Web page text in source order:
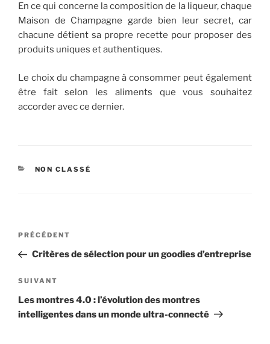
En ce qui concerne la composition de la liqueur, chaque
Maison de Champagne garde bien leur secret, car
chacune détient sa propre recette pour proposer des
produits uniques et authentiques.
Le choix du champagne à consommer peut également
être fait selon les aliments que vous souhaitez
accorder avec ce dernier.
CATÉGORIES
NON CLASSÉ
Navigation
l’article
Article
précédent
PRÉCÉDENT
Critères de sélection pour un goodies d’entreprise
Article
suivant
SUIVANT
Les montres 4.0 : l’évolution des montres
intelligentes dans un monde ultra-connecté